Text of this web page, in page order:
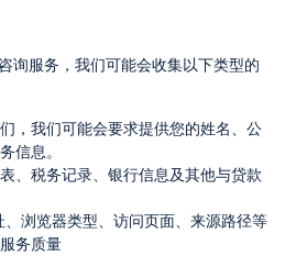
询服务，我们可能会收集以下类型的
，我们可能会要求提供您的姓名、公
信息。
、税务记录、银行信息及其他与贷款
、浏览器类型、访问页面、来源路径等
务质量